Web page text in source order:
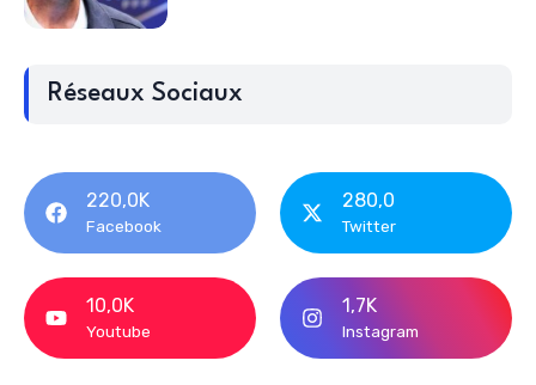
Réseaux Sociaux
220,0K
Facebook
280,0
Twitter
10,0K
Youtube
1,7K
Instagram